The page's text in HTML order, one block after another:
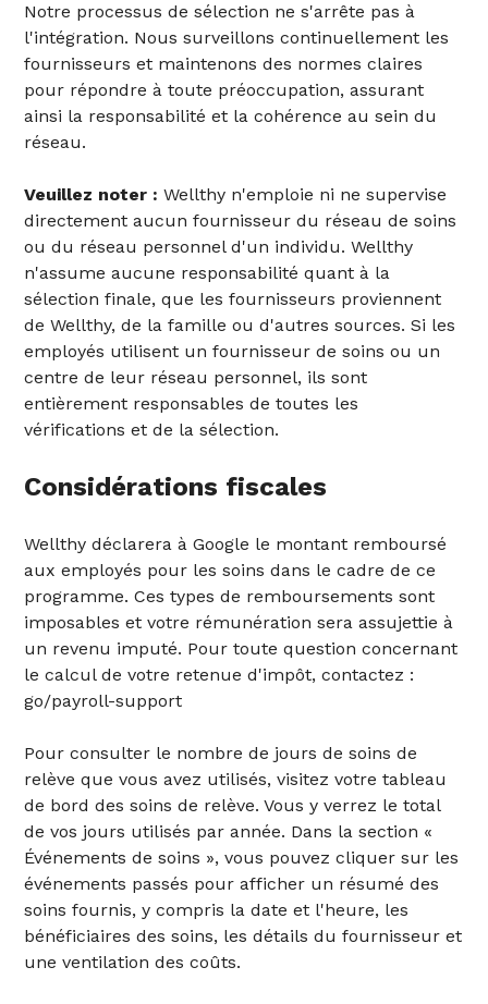
Notre processus de sélection ne s'arrête pas à
l'intégration. Nous surveillons continuellement les
fournisseurs et maintenons des normes claires
pour répondre à toute préoccupation, assurant
ainsi la responsabilité et la cohérence au sein du
réseau.
Veuillez noter : Wellthy n'emploie ni ne supervise
directement aucun fournisseur du réseau de soins
ou du réseau personnel d'un individu. Wellthy
n'assume aucune responsabilité quant à la
sélection finale, que les fournisseurs proviennent
de Wellthy, de la famille ou d'autres sources. Si les
employés utilisent un fournisseur de soins ou un
centre de leur réseau personnel, ils sont
entièrement responsables de toutes les
vérifications et de la sélection.
Considérations fiscales
Wellthy déclarera à Google le montant remboursé
aux employés pour les soins dans le cadre de ce
programme. Ces types de remboursements sont
imposables et votre rémunération sera assujettie à
un revenu imputé. Pour toute question concernant
le calcul de votre retenue d'impôt, contactez :
go/payroll-support
Pour consulter le nombre de jours de soins de
relève que vous avez utilisés, visitez votre tableau
de bord des soins de relève. Vous y verrez le total
de vos jours utilisés par année. Dans la section «
Événements de soins », vous pouvez cliquer sur les
événements passés pour afficher un résumé des
soins fournis, y compris la date et l'heure, les
bénéficiaires des soins, les détails du fournisseur et
une ventilation des coûts.